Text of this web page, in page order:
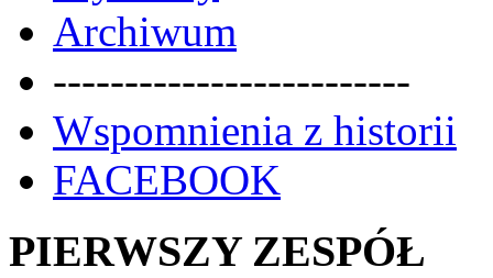
Archiwum
-------------------------
Wspomnienia z historii
FACEBOOK
PIERWSZY ZESPÓŁ